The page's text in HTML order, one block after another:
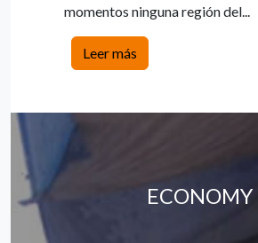
momentos ninguna región del...
Leer más
ECONOMY